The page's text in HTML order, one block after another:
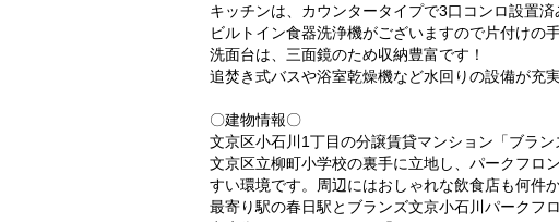
キッチンは、カウンタータイプで3口コンロ設置済
ビルトイン食器洗浄機がございますので片付けの
洗面台は、三面鏡のため収納豊富です！
追焚き式バスや浴室乾燥機など水回りの設備が充
〇建物情報〇
文京区小石川1丁目の分譲賃貸マンション「ブラン
文京区立柳町小学校の裏手に立地し、パークフロ
すい環境です。周辺にはおしゃれな飲食店も何件
最寄り駅の春日駅とブランズ文京小石川パークフ